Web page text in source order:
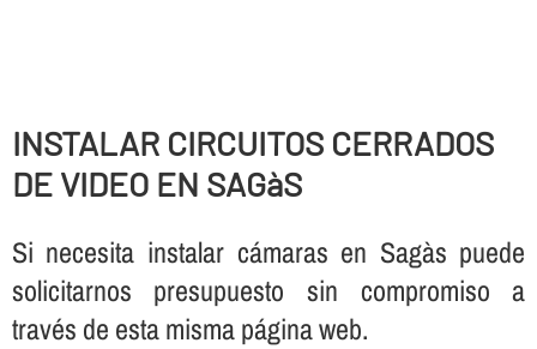
INSTALAR CIRCUITOS CERRADOS
DE VIDEO EN SAGàS
Si necesita instalar cámaras en Sagàs puede
solicitarnos presupuesto sin compromiso a
través de esta misma página web.